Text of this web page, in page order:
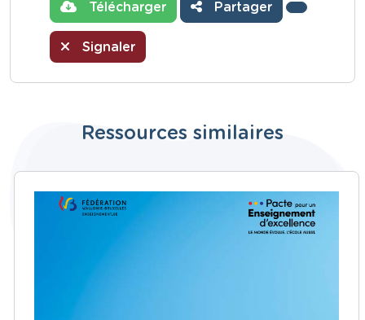
Télécharger Partager
Signaler
Ressources similaires